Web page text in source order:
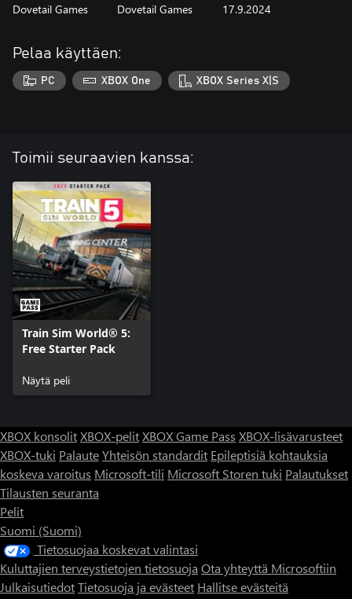
Dovetail Games Dovetail Games 17.9.2024
Pelaa käyttäen:
PC XBOX One XBOX Series X|S
Toimii seuraavien kanssa:
Train Sim World® 5:
Free Starter Pack
Näytä peli
XBOX konsolitXBOX-pelitXBOX Game Pass XBOX-lisävarusteet
XBOX-tuki PalauteYhteisön standardit Epileptisiä kohtauksia
koskeva varoitus Microsoft-tili Microsoft Storen tuki Palautukset
Tilausten seuranta
Pelit
Suomi (Suomi)
Tietosuojaa koskevat valintasi
Kuluttajien terveystietojen tietosuoja Ota yhteyttä Microsoftiin
JulkaisutiedotTietosuoja ja evästeet Hallitse evästeitä